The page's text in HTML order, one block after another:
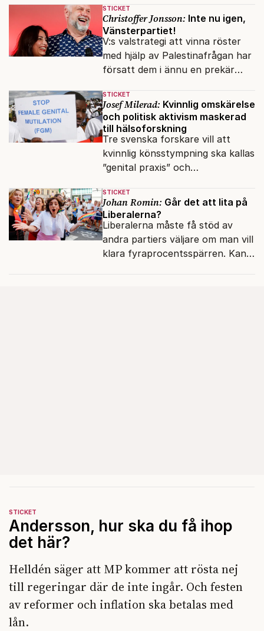
otänkbart.
STICKET
Christoffer Jonsson: Inte nu igen,
Vänsterpartiet!
V:s valstrategi att vinna röster
med hjälp av Palestinafrågan har
försatt dem i ännu en prekär
terrorvurm.
STICKET
Josef Milerad: Kvinnlig omskärelse
och politisk aktivism maskerad
till hälsoforskning
Tre svenska forskare vill att
kvinnlig könsstympning ska kallas
”genital praxis” och
sensationsjournalistik.
STICKET
Johan Romin: Går det att lita på
Liberalerna?
Liberalerna måste få stöd av
andra partiers väljare om man vill
klara fyraprocentsspärren. Kan
STICKET
Andersson, hur ska du få ihop
det här?
Helldén säger att MP kommer att rösta nej
till regeringar där de inte ingår. Och festen
av reformer och inflation ska betalas med
lån.